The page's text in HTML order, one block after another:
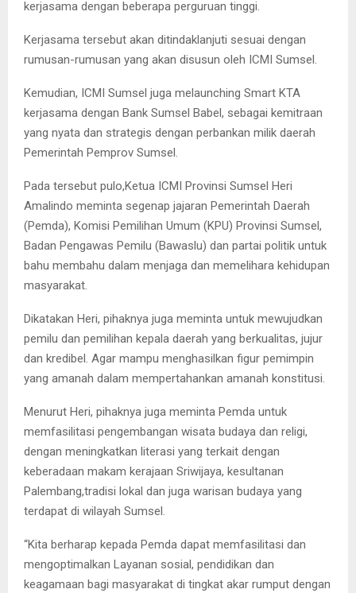
kerjasama dengan beberapa perguruan tinggi.
Kerjasama tersebut akan ditindaklanjuti sesuai dengan
rumusan-rumusan yang akan disusun oleh ICMI Sumsel.
Kemudian, ICMI Sumsel juga melaunching Smart KTA
kerjasama dengan Bank Sumsel Babel, sebagai kemitraan
yang nyata dan strategis dengan perbankan milik daerah
Pemerintah Pemprov Sumsel.
Pada tersebut pulo,Ketua ICMI Provinsi Sumsel Heri
Amalindo meminta segenap jajaran Pemerintah Daerah
(Pemda), Komisi Pemilihan Umum (KPU) Provinsi Sumsel,
Badan Pengawas Pemilu (Bawaslu) dan partai politik untuk
bahu membahu dalam menjaga dan memelihara kehidupan
masyarakat.
Dikatakan Heri, pihaknya juga meminta untuk mewujudkan
pemilu dan pemilihan kepala daerah yang berkualitas, jujur
dan kredibel. Agar mampu menghasilkan figur pemimpin
yang amanah dalam mempertahankan amanah konstitusi.
Menurut Heri, pihaknya juga meminta Pemda untuk
memfasilitasi pengembangan wisata budaya dan religi,
dengan meningkatkan literasi yang terkait dengan
keberadaan makam kerajaan Sriwijaya, kesultanan
Palembang,tradisi lokal dan juga warisan budaya yang
terdapat di wilayah Sumsel.
“Kita berharap kepada Pemda dapat memfasilitasi dan
mengoptimalkan Layanan sosial, pendidikan dan
keagamaan bagi masyarakat di tingkat akar rumput dengan